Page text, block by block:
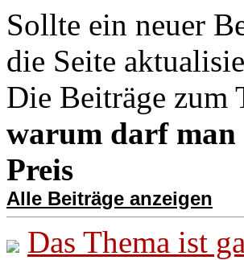
Sollte ein neuer
die Seite
Die Beiträge zum
warum darf man
Preis
Alle Beiträge anzeigen
Das Thema ist